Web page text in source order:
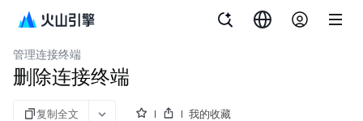
云数据库 MySQL 版
管理连接终端
删除连接终端
复制全文 我的收藏